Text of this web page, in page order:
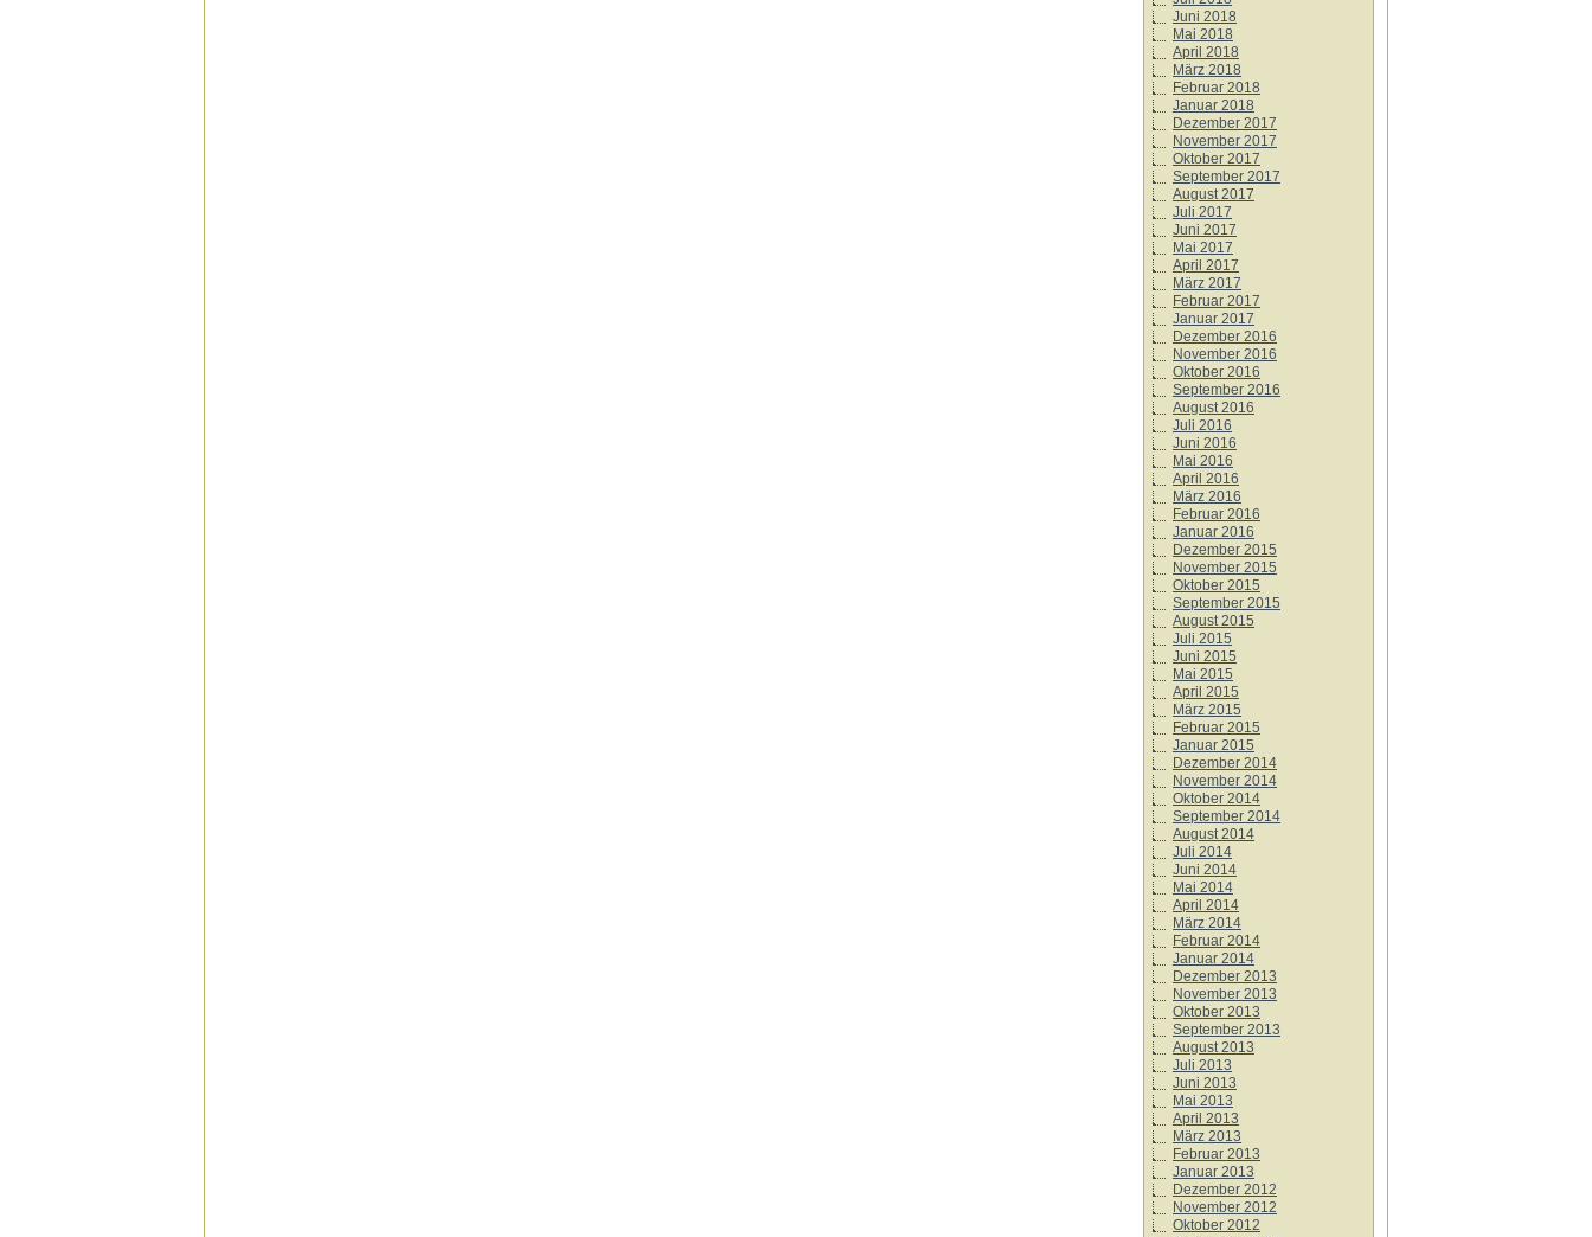
Juni 2018
Mai 2018
April 2018
März 2018
Februar 2018
Januar 2018
Dezember 2017
November 2017
Oktober 2017
September 2017
August 2017
Juli 2017
Juni 2017
Mai 2017
April 2017
März 2017
Februar 2017
Januar 2017
Dezember 2016
November 2016
Oktober 2016
September 2016
August 2016
Juli 2016
Juni 2016
Mai 2016
April 2016
März 2016
Februar 2016
Januar 2016
Dezember 2015
November 2015
Oktober 2015
September 2015
August 2015
Juli 2015
Juni 2015
Mai 2015
April 2015
März 2015
Februar 2015
Januar 2015
Dezember 2014
November 2014
Oktober 2014
September 2014
August 2014
Juli 2014
Juni 2014
Mai 2014
April 2014
März 2014
Februar 2014
Januar 2014
Dezember 2013
November 2013
Oktober 2013
September 2013
August 2013
Juli 2013
Juni 2013
Mai 2013
April 2013
März 2013
Februar 2013
Januar 2013
Dezember 2012
November 2012
Oktober 2012